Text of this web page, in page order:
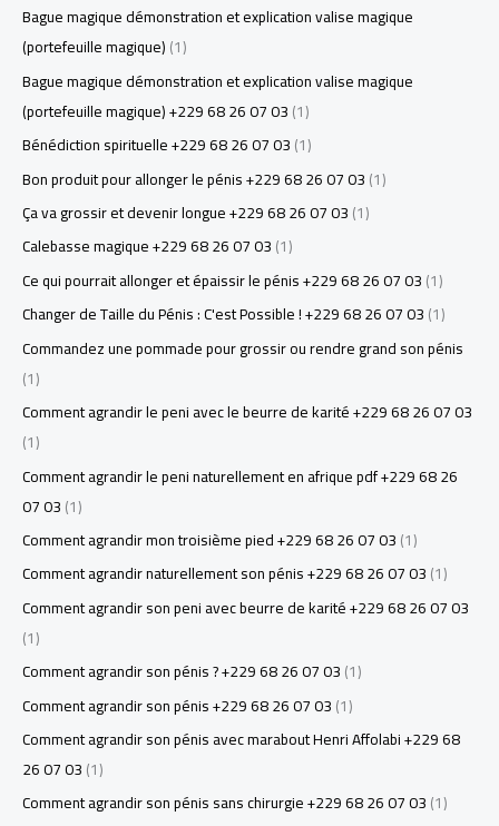
Bague magique démonstration et explication valise magique
(portefeuille magique)(1)
Bague magique démonstration et explication valise magique
(portefeuille magique) +229 68 26 07 03(1)
Bénédiction spirituelle +229 68 26 07 03(1)
Bon produit pour allonger le pénis +229 68 26 07 03(1)
Ça va grossir et devenir longue +229 68 26 07 03(1)
Calebasse magique +229 68 26 07 03(1)
Ce qui pourrait allonger et épaissir le pénis +229 68 26 07 03(1)
Changer de Taille du Pénis : C'est Possible ! +229 68 26 07 03(1)
Commandez une pommade pour grossir ou rendre grand son pénis
(1)
Comment agrandir le peni avec le beurre de karité +229 68 26 07 03
(1)
Comment agrandir le peni naturellement en afrique pdf +229 68 26
07 03(1)
Comment agrandir mon troisième pied +229 68 26 07 03(1)
Comment agrandir naturellement son pénis +229 68 26 07 03(1)
Comment agrandir son peni avec beurre de karité +229 68 26 07 03
(1)
Comment agrandir son pénis ? +229 68 26 07 03(1)
Comment agrandir son pénis +229 68 26 07 03(1)
Comment agrandir son pénis avec marabout Henri Affolabi +229 68
26 07 03(1)
Comment agrandir son pénis sans chirurgie +229 68 26 07 03(1)